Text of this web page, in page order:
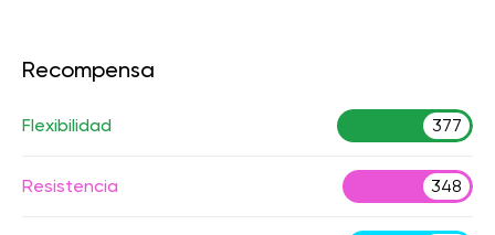
Recompensa
Flexibilidad 377
Resistencia 348